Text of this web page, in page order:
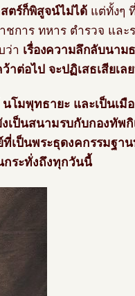
สตร์ก็พิสูจน์ไม่ได้ แต่ทั้งๆ
การ ทหาร ตำรวจ และ
ว่า เรื่องความลึกลับนาม
ต่อไป จะปฏิเสธเสียเล
โมพุทธายะ และเป็นเมื
ป็นสนามรบกับกองทัพ
เป็นพระธุดงคกรรมฐา
กระทั่งถึงทุกวันนี้